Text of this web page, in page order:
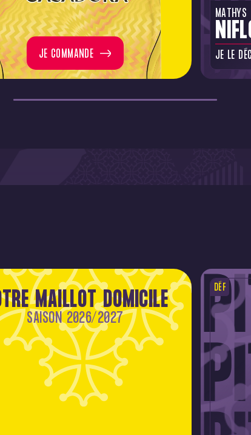
JE COMMANDE
MATHYS
JE LE
MAILLOT DOMICILE
SAISON 2026/2027
DÉF